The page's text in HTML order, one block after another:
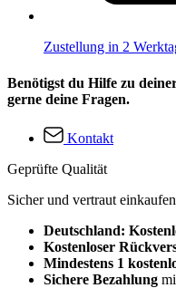
Zustellung in 2
Benötigst du Hilfe zu
gerne deine Fragen.
Kontakt
Geprüfte Qualität
Sicher und vertraut einkaufen
Deutschland:
Kostenloser
Mindestens 1
Sichere Bezahlung